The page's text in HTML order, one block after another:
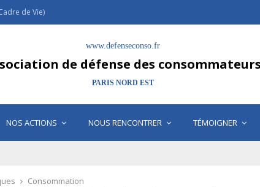
de Vie)
www.defenseconso.fr
de défense des consommateurs
PARIS NORD EST
NOS ACTIONS NOUS RENCONTRER TÉMOIGNER
Consommation